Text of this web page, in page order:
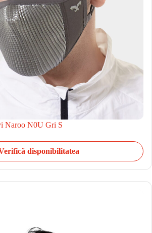
Naroo N0U Gri S
disponibilitatea